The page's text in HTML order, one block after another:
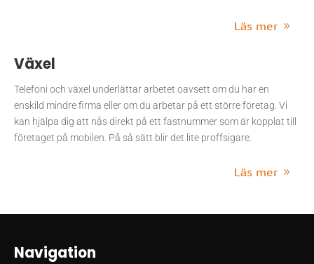
Läs mer
Växel
Telefoni och växel underlättar arbetet oavsett om du har en
enskild mindre firma eller om du arbetar på ett större företag. Vi
kan hjälpa dig att nås direkt på ett fastnummer som är kopplat till
företaget på mobilen. På så sätt blir det lite proffsigare.
Läs mer
Navigation